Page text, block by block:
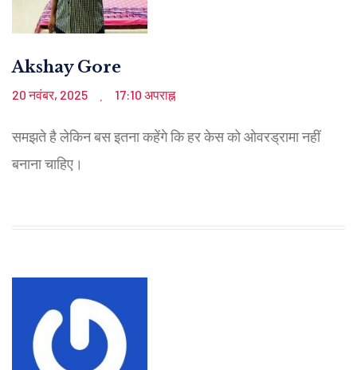
Akshay Gore
20 नवंबर, 2025 . 17:10 अपराह्न
समझते है लेकिन बस इतना कहेंगे कि हर केस को ओवरड्रामा नहीं
बनाना चाहिए।